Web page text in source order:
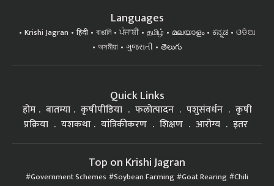
Languages
Krishi Jagran हिंदी বাঙালি ਪੰਜਾਬੀ தமிழ் മലയാളം ಕನ್ನಡ
ଓଡିଆ
অসমীয়া
ગુજરાતી తెలుగు
Quick Links
होम बातम्या कृषीपीडिया फलोत्पादन पशुसंवर्धन
कृषी
प्रक्रिया
यशकथा यांत्रिकीकरण शिक्षण आरोग्य इतर
Top on Krishi Jagran
Government Schemes Soybean Farming Goat Rearing Chili